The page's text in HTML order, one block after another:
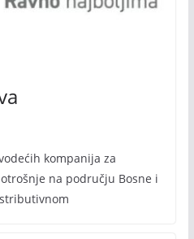
kompanija za
na području Bosne i